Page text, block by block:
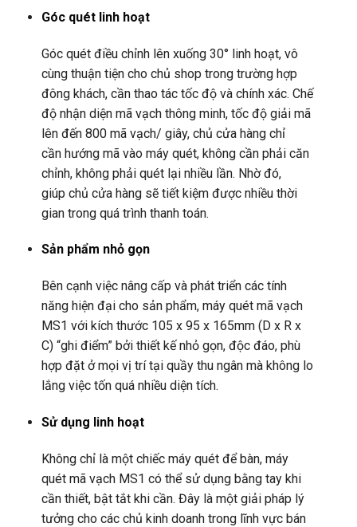
Góc quét linh hoạt
Góc quét điều chỉnh lên xuống 30° linh hoạt, vô
cùng thuận tiện cho chủ shop trong trường hợp
đông khách, cần thao tác tốc độ và chính xác. Chế
độ nhận diện mã vạch thông minh, tốc độ giải mã
lên đến 800 mã vạch/ giây, chủ cửa hàng chỉ
cần hướng mã vào máy quét, không cần phải căn
chỉnh, không phải quét lại nhiều lần. Nhờ đó,
giúp chủ cửa hàng sẽ tiết kiệm được nhiều thời
gian trong quá trình thanh toán.
Sản phẩm nhỏ gọn
Bên cạnh việc nâng cấp và phát triển các tính
năng hiện đại cho sản phẩm, máy quét mã vạch
MS1 với kích thước 105 x 95 x 165mm (D x R x
C) “ghi điểm” bởi thiết kế nhỏ gọn, độc đáo, phù
hợp đặt ở mọi vị trí tại quầy thu ngân mà không lo
lắng việc tốn quá nhiều diện tích.
Sử dụng linh hoạt
Không chỉ là một chiếc máy quét để bàn, máy
quét mã vạch MS1 có thể sử dụng bằng tay khi
cần thiết, bật tắt khi cần. Đây là một giải pháp lý
tưởng cho các chủ kinh doanh trong lĩnh vực bán